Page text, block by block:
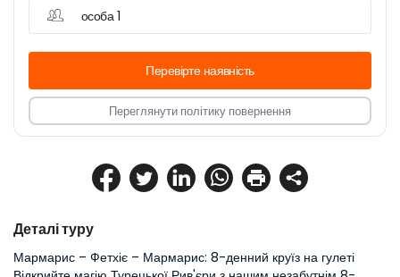
Деталі туру
Мармарис – Фетхіє – Мармарис: 8-денний круїз на гулеті
особа 1
Перевірте наявність
Переглянути політику повернення